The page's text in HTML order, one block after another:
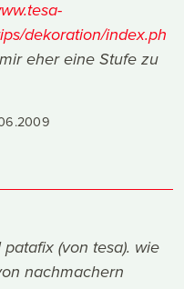
dekoration/index.ph
eher eine Stufe zu
(von tesa). wie
nachmachern